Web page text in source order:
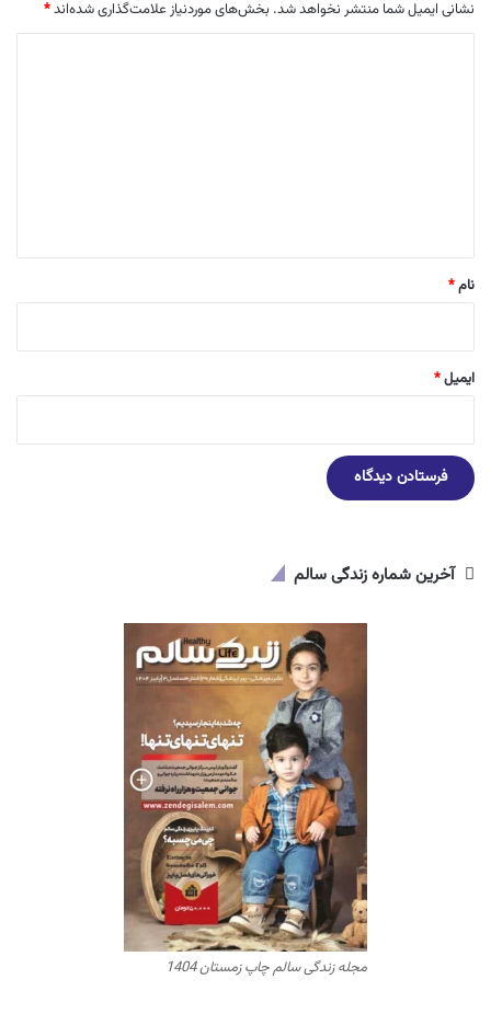
نشانی ایمیل شما منتشر نخواهد شد. بخش‌های موردنیاز علامت‌گذاری شده‌اند*
نام*
ایمیل*
آخرین شماره زندگی سالم
مجله زندگی سالم چاپ زمستان 1404